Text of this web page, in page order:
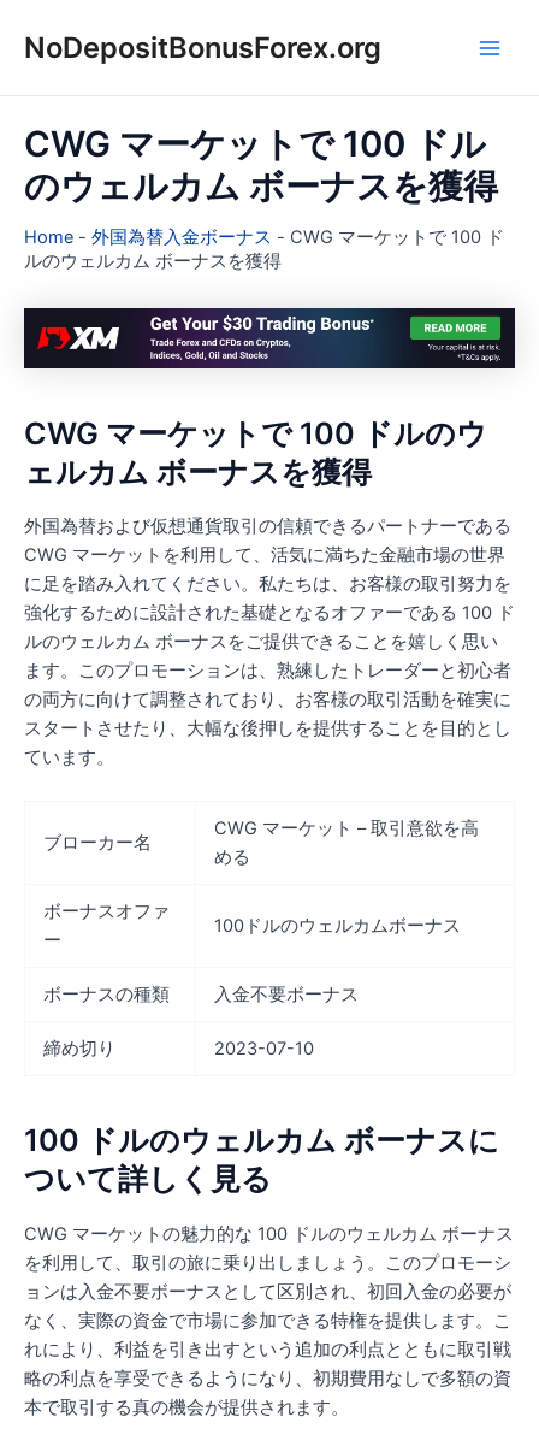
NoDepositBonusForex.org
CWG マーケットで 100 ドル
のウェルカム ボーナスを獲得
Home - 外国為替入金ボーナス - CWG マーケットで 100 ド
ルのウェルカム ボーナスを獲得
CWG マーケットで 100 ドルのウ
ェルカム ボーナスを獲得
外国為替および仮想通貨取引の信頼できるパートナーである
CWG マーケットを利用して、活気に満ちた金融市場の世界
に足を踏み入れてください。私たちは、お客様の取引努力を
強化するために設計された基礎となるオファーである 100 ド
ルのウェルカム ボーナスをご提供できることを嬉しく思い
ます。このプロモーションは、熟練したトレーダーと初心者
の両方に向けて調整されており、お客様の取引活動を確実に
スタートさせたり、大幅な後押しを提供することを目的とし
ています。
ブローカー名
CWG マーケット – 取引意欲を高
める
ボーナスオファ
ー
100ドルのウェルカムボーナス
ボーナスの種類 入金不要ボーナス
締め切り 2023-07-10
100 ドルのウェルカム ボーナスに
ついて詳しく見る
CWG マーケットの魅力的な 100 ドルのウェルカム ボーナス
を利用して、取引の旅に乗り出しましょう。このプロモーシ
ョンは入金不要ボーナスとして区別され、初回入金の必要が
なく、実際の資金で市場に参加できる特権を提供します。こ
れにより、利益を引き出すという追加の利点とともに取引戦
略の利点を享受できるようになり、初期費用なしで多額の資
本で取引する真の機会が提供されます。